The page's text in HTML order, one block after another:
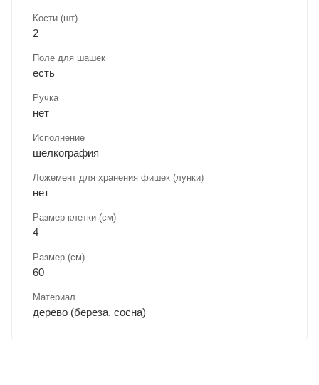
Кости (шт)
2
Поле для шашек
есть
Ручка
нет
Исполнение
шелкография
Ложемент для хранения фишек (лунки)
нет
Размер клетки (см)
4
Размер (см)
60
Материал
дерево (береза, сосна)